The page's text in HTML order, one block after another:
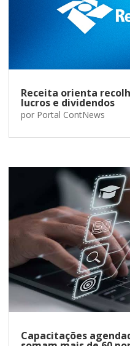
Receita orienta
lucros e dividendos
por Portal ContNews
Capacitações